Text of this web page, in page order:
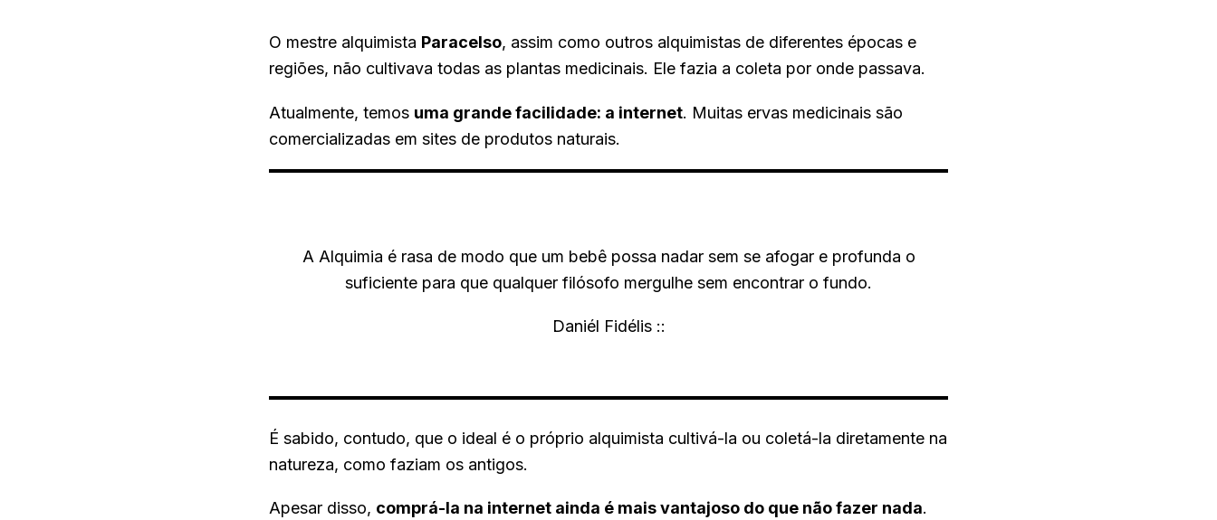
O mestre alquimista Paracelso, assim como outros alquimistas de diferentes épocas e
regiões, não cultivava todas as plantas medicinais. Ele fazia a coleta por onde passava.
Atualmente, temos uma grande facilidade: a internet. Muitas ervas medicinais são
comercializadas em sites de produtos naturais.
A Alquimia é rasa de modo que um bebê possa nadar sem se afogar e profunda o
suficiente para que qualquer filósofo mergulhe sem encontrar o fundo.
Daniél Fidélis ::
É sabido, contudo, que o ideal é o próprio alquimista cultivá-la ou coletá-la diretamente na
natureza, como faziam os antigos.
Apesar disso, comprá-la na internet ainda é mais vantajoso do que não fazer nada.